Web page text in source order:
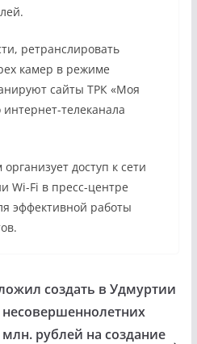
ретранслировать
камер в режиме
сайты ТРК «Моя
телеканала
доступ к сети
Wi-Fi в пресс-центре
эффективной работы
создать в Удмуртии
рублей на создание